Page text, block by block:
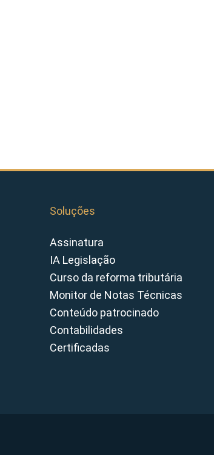
Soluções
Assinatura
IA Legislação
Curso da reforma tributária
Monitor de Notas Técnicas
Conteúdo patrocinado
Contabilidades
Certificadas